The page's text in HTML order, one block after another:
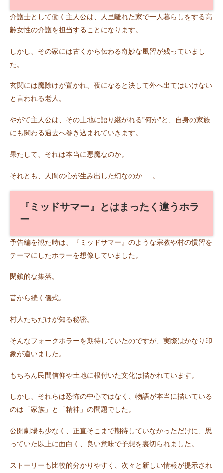
介護士として働く主人公は、人里離れた家で一人暮らしをする高
齢女性の介護を担当することになります。
しかし、その家には古くから伝わる奇妙な風習が残っていまし
た。
玄関には魔除けが置かれ、夜になると決して外へ出てはいけない
と言われる老人。
やがて主人公は、その土地に語り継がれる”何か”と、自身の家族
にも関わる過去へ巻き込まれていきます。
果たして、それは本当に悪魔なのか。
それとも、人間の心が生み出した幻なのか──。
『ミッドサマー』とはまったく違うホラ
ー
予告編を観た時は、『ミッドサマー』のような宗教や村の慣習を
テーマにしたホラーを想像していました。
閉鎖的な集落。
昔から続く儀式。
村人たちだけが知る秘密。
そんなフォークホラーを期待していたのですが、実際はかなり印
象が違いました。
もちろん民間信仰や土地に根付いた文化は描かれています。
しかし、それらは恐怖の中心ではなく、物語が本当に描いている
のは「家族」と「精神」の問題でした。
公開劇場も少なく、正直そこまで期待していなかっただけに、思
っていた以上に面白く、良い意味で予想を裏切られました。
ストーリーも比較的分かりやすく、次々と新しい情報が提示され